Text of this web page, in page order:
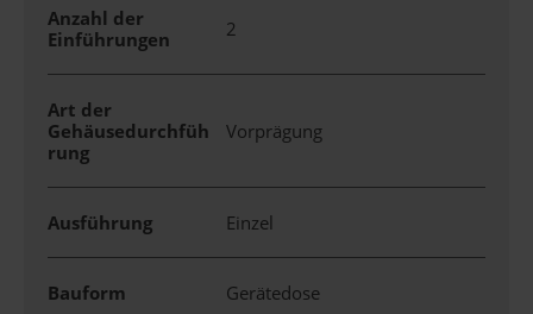
Anzahl der
Einführungen
2
Art der
Gehäusedurchfüh
rung
Vorprägung
Ausführung Einzel
Bauform Gerätedose